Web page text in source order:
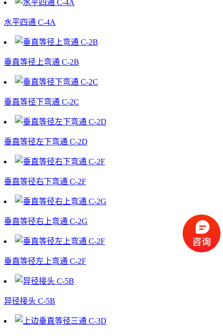
水平四通 C-4A
垂直等径上弯通 C-2B
垂直等径下弯通 C-2C
垂直等径左下弯通 C-2D
垂直等径右下弯通 C-2F
垂直等径右上弯通 C-2G
垂直等径左上弯通 C-2F
异径接头 C-5B